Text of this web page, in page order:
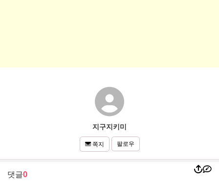
지구지키미
쪽지 팔로우
댓글0